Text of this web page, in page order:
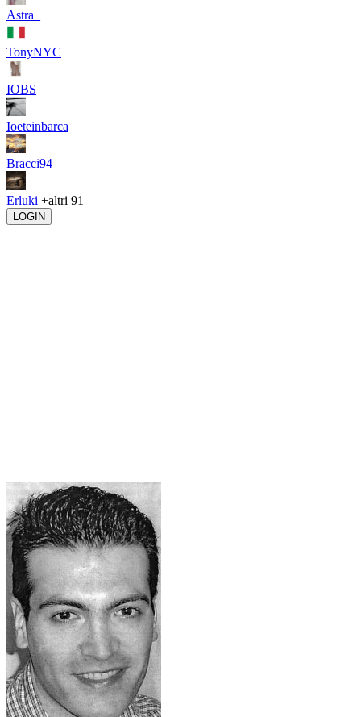
Astra_
TonyNYC
IOBS
Ioeteinbarca
Bracci94
Erluki +altri 91
LOGIN